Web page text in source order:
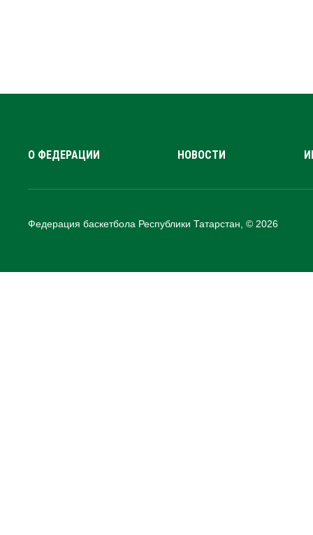
О ФЕДЕРАЦИИ НОВОСТИ
Федерация баскетбола Республики Татарстан, © 2026